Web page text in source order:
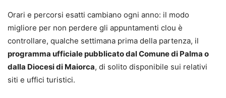
Orari e percorsi esatti cambiano ogni anno: il modo
migliore per non perdere gli appuntamenti clou è
controllare, qualche settimana prima della partenza, il
programma ufficiale pubblicato dal Comune di Palma o
dalla Diocesi di Maiorca, di solito disponibile sui relativi
siti e uffici turistici.